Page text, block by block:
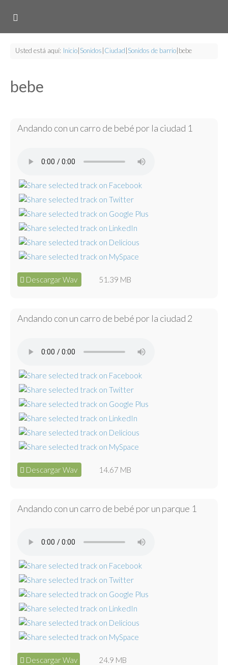
Usted está aquí: Inicio Sonidos Ciudad Sonidos de barrio bebe
bebe
Andando con un carro de bebé por la ciudad 1
Descargar Wav 51.39 MB
Andando con un carro de bebé por la ciudad 2
Descargar Wav 14.67 MB
Andando con un carro de bebé por un parque 1
Descargar Wav 24.9 MB